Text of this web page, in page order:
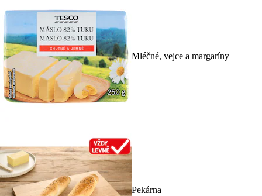
Mléčné, vejce a margaríny
Pekárna